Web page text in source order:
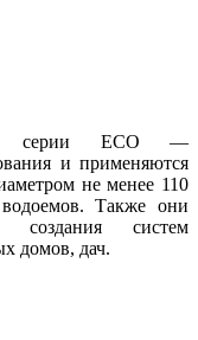
серии ЕСО —
и применяются
не менее 110
Также они
систем
домов, дач.